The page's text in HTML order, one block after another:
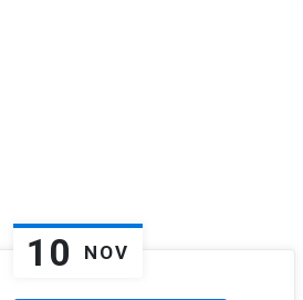
10 NOV